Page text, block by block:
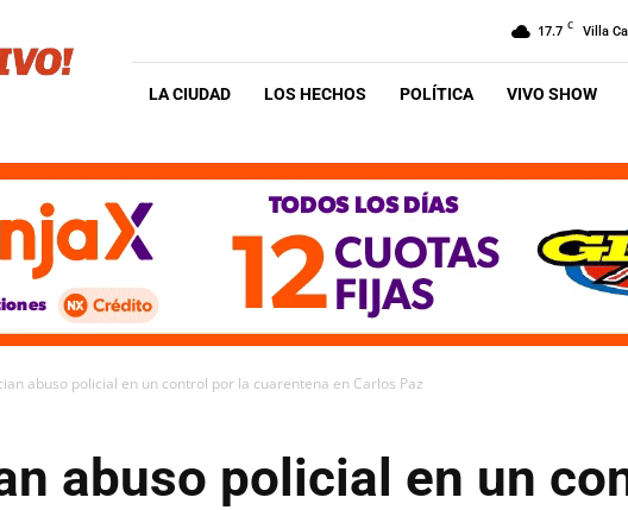
17.7 C Villa
LA CIUDAD LOS HECHOS POLÍTICA VIVO SHOW
abuso policial en un control por la cuarentena en Carlos Paz
abuso policial en un